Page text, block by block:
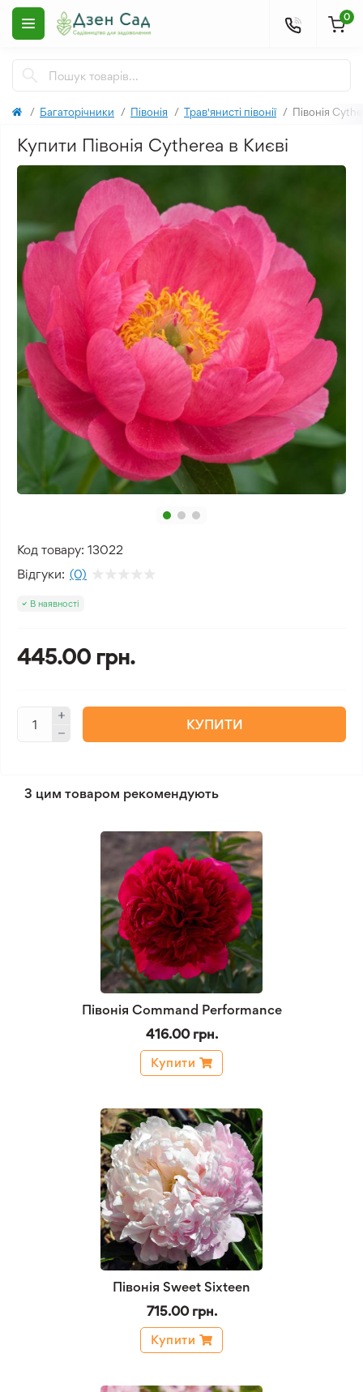
0
Багаторічники Півонія Трав'янисті півонії Півонія
Купити Півонія Cytherea в Києві
Код товару: 13022
Відгуки: (0)
В наявності
445.00 грн.
КУПИТИ
З цим товаром рекомендують
Півонія Command Performance
416.00 грн.
Купити
Півонія Sweet Sixteen
715.00 грн.
Купити